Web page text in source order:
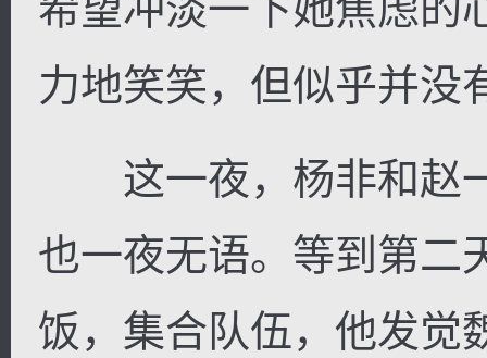
力地笑笑，但似乎并没
这一夜，杨非和赵
也一夜无语。等到第二
饭，集合队伍，他发觉